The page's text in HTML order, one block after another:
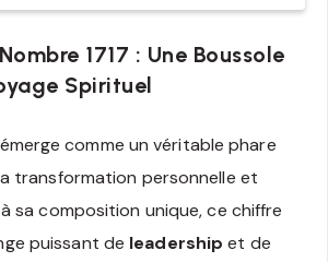
1717 : Une Boussole
Spirituel
émerge comme un véritable phare
transformation personnelle et
sa composition unique, ce chiffre
puissant de leadership et de